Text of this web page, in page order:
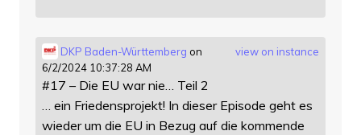
view on instance
DKP Baden-Württemberg on
6/2/2024 10:37:28 AM
#17 – Die EU war nie… Teil 2
… ein Friedensprojekt! In dieser Episode geht es
wieder um die EU in Bezug auf die kommende